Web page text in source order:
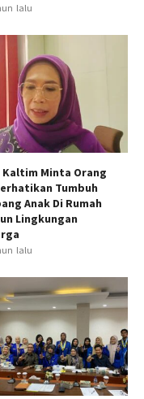
lalu
Kaltim Minta Orang
Tumbuh
Anak Di Rumah
Lingkungan
lalu